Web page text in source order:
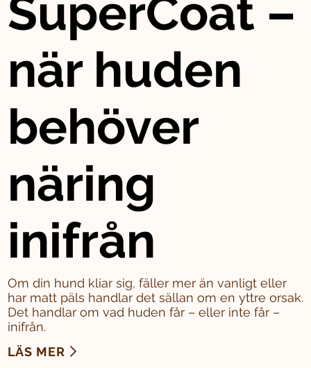
SuperCoat –
när huden
behöver
näring
inifrån
Om din hund kliar sig, fäller mer än vanligt eller
har matt päls handlar det sällan om en yttre orsak.
Det handlar om vad huden får – eller inte får –
inifrån.
LÄS MER